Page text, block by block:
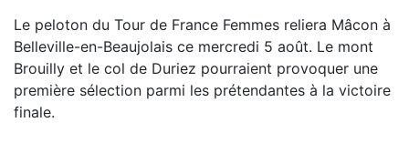
Le peloton du Tour de France Femmes reliera Mâcon à
Belleville-en-Beaujolais ce mercredi 5 août. Le mont
Brouilly et le col de Duriez pourraient provoquer une
première sélection parmi les prétendantes à la victoire
finale.